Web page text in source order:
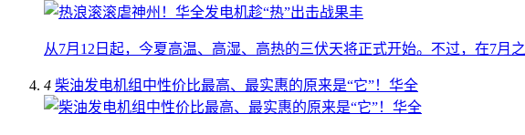
从7月12日起，今夏高温、高湿、高热的三伏天将正式开始。不过，在7月之
4 柴油发电机组中性价比最高、最实惠的原来是“它”！华全